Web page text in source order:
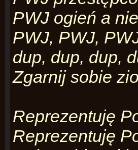
PWJ ogień a
PWJ, PWJ,
dup, dup, dup,
Zgarnij sobie
Reprezentuję
Reprezentuję